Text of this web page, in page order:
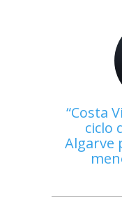
Costa
ciclo
Algarve